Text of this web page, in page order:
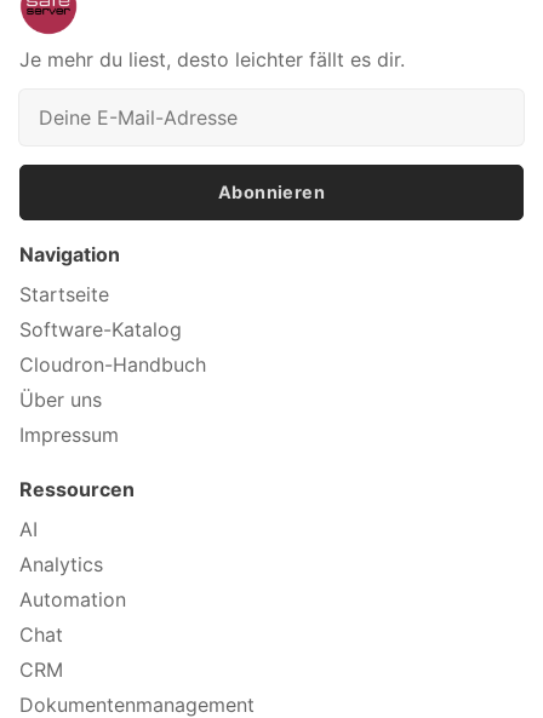
Je mehr du liest, desto leichter fällt es dir.
Abonnieren
Navigation
Startseite
Software-Katalog
Cloudron-Handbuch
Über uns
Impressum
Ressourcen
AI
Analytics
Automation
Chat
CRM
Dokumentenmanagement